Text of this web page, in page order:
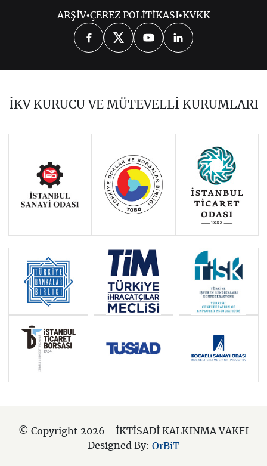
2026 2025 2024
2023 2022 2020
ARŞİV•ÇEREZ POLİTİKASI•KVKK
İKV KURUCU VE MÜTEVELLİ KURUMLARI
© Copyright 2026 - İKTİSADİ KALKINMA VAKFI
Designed By: OrBiT